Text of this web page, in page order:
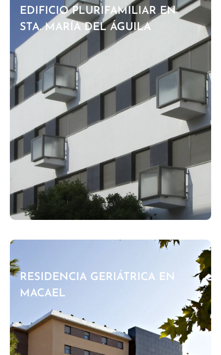
EDIFICIO PLURIFAMILIAR EN
STA. MARÍA DEL ÁGUILA
RESIDENCIA GERIÁTRICA EN
MACAEL